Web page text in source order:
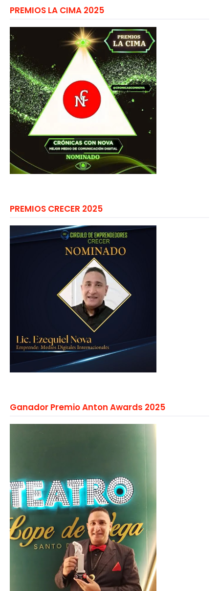
PREMIOS LA CIMA 2025
PREMIOS CRECER 2025
Ganador Premio Anton Awards 2025